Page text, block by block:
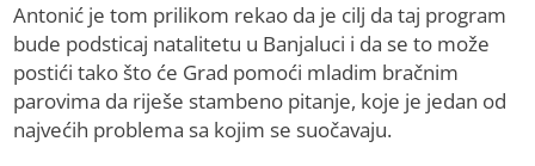
Antonić je tom prilikom rekao da je cilj da taj program
bude podsticaj natalitetu u Banjaluci i da se to može
postići tako što će Grad pomoći mladim bračnim
parovima da riješe stambeno pitanje, koje je jedan od
najvećih problema sa kojim se suočavaju.